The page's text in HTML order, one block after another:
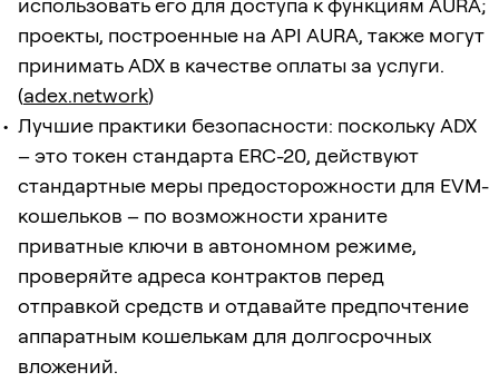
использовать его для доступа к функциям AURA;
проекты, построенные на API AURA, также могут
принимать ADX в качестве оплаты за услуги.
(adex.network)
Лучшие практики безопасности: поскольку ADX
– это токен стандарта ERC-20, действуют
стандартные меры предосторожности для EVM-
кошельков – по возможности храните
приватные ключи в автономном режиме,
проверяйте адреса контрактов перед
отправкой средств и отдавайте предпочтение
аппаратным кошелькам для долгосрочных
вложений.